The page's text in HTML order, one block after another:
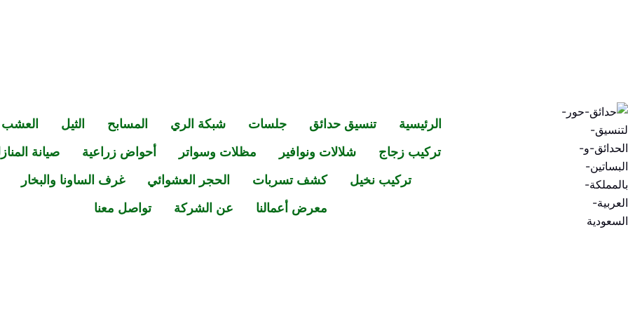
الرئيسية تنسيق حدائق جلسات شبكة الري المسابح الثيل
العشب
تركيب زجاج
شلالات ونوافير مظلات وسواتر أحواض زراعية
صيانة
تركيب نخيل
كشف تسربات الحجر العشوائي
غرف الساونا والبخار
معرض أعمالنا
عن الشركة تواصل معنا